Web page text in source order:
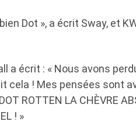
Dot », a écrit Sway, et
a écrit : « Nous avons
cela ! Mes pensées sont
ROTTEN LA CHÈVRE
! »